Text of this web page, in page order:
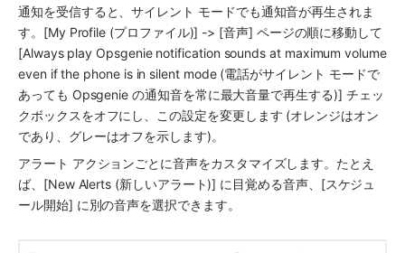
通知を受信すると、サイレント モードでも通知音が再生されま
す。[My Profile (プロファイル)] -> [音声] ページの順に移動して
[Always play Opsgenie notification sounds at maximum volume
even if the phone is in silent mode (電話がサイレント モードで
あっても Opsgenie の通知音を常に最大音量で再生する)] チェッ
クボックスをオフにし、この設定を変更します (オレンジはオン
であり、グレーはオフを示します)。
アラート アクションごとに音声をカスタマイズします。たとえ
ば、[New Alerts (新しいアラート)] に目覚める音声、[スケジュ
ール開始] に別の音声を選択できます。